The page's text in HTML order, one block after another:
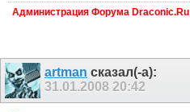
Администрация Форума Draconic.Ru
artman сказал(-а):
31.01.2008 20:42